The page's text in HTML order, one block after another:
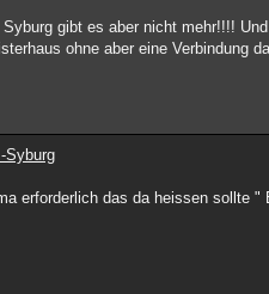
gibt es aber nicht mehr!!!!
ohne aber eine Verbindung
Syburg
erforderlich das da heissen sollte "